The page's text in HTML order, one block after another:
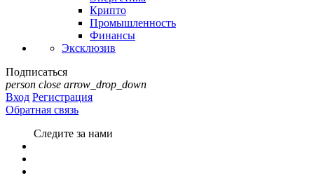
Крипто
Промышленность
Финансы
Эксклюзив
Подписаться
person close arrow_drop_down
Вход Регистрация
Обратная связь
Следите за нами